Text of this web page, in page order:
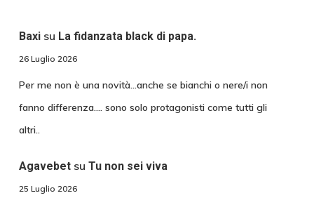
Baxisu La fidanzata black di papa.
26 Luglio 2026
Per me non è una novità...anche se bianchi o nere/i non
fanno differenza.... sono solo protagonisti come tutti gli
altri..
Agavebetsu Tu non sei viva
25 Luglio 2026